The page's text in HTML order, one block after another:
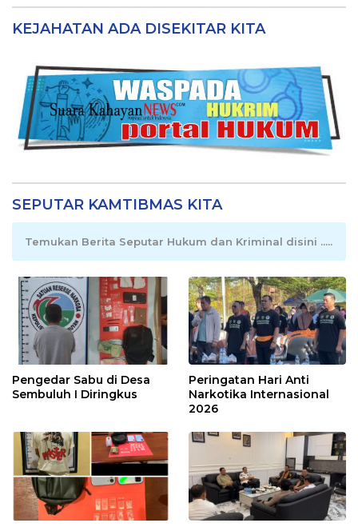
KEJAHATAN ADA DISEKITAR KITA
SEPUTAR KAMTIBMAS KITA
Temukan Berita Seputar Hukum dan Kriminal disini .....
Pengedar Sabu di Desa
Sembuluh I Diringkus
Peringatan Hari Anti
Narkotika Internasional
2026